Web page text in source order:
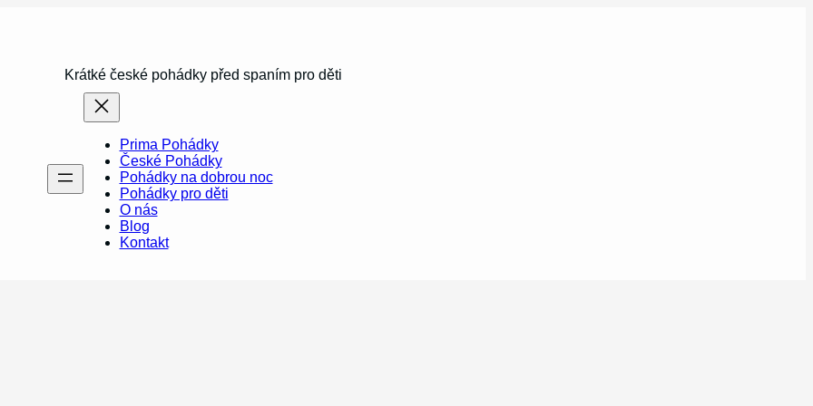
Krátké české pohádky před spaním pro děti
Prima Pohádky
České Pohádky
Pohádky na dobrou noc
Pohádky pro děti
O nás
Blog
Kontakt